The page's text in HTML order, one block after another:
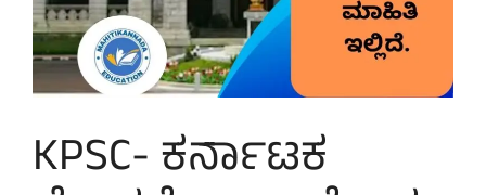
KPSC- ಕರ್ನಾಟಕ